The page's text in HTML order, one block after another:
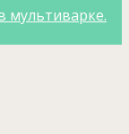
мультиварке.